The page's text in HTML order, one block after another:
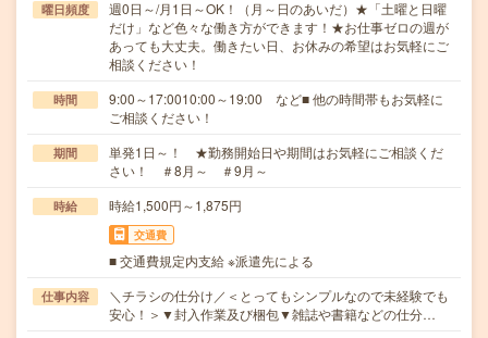
曜日頻度
週0日～/月1日～OK！（月～日のあいだ）★「土曜と日曜
だけ」など色々な働き方ができます！★お仕事ゼロの週が
あっても大丈夫。働きたい日、お休みの希望はお気軽にご
相談ください！
時間
9:00～17:0010:00～19:00 など■ 他の時間帯もお気軽に
ご相談ください！
期間
単発1日～！ ★勤務開始日や期間はお気軽にご相談くだ
さい！ ＃8月～ ＃9月～
時給 時給1,500円～1,875円
交通費
■ 交通費規定内支給 ※派遣先による
仕事内容
＼チラシの仕分け／＜とってもシンプルなので未経験でも
安心！＞▼封入作業及び梱包▼雑誌や書籍などの仕分…